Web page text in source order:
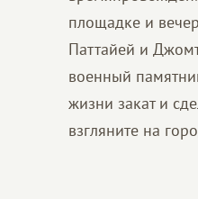
площадке и
Паттайей и
военный
жизни закат и
взгляните на